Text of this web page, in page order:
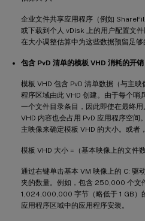
企业文件共享应用程序（例如
或下载到个人 vDisk 上的用户配置文
在大小调整估算中为这些数据预留足够
包含 PvD 清单的模板 VHD 消耗的开销
模板 VHD 包含 PvD 清单数据（与主
程序区域由此 VHD 创建。由于每个哨
一个文件目录条目，因此即使在最终
VHD 内容也会占用 PvD 应用程序空
主映像来确定模板 VHD 的大小。或者
模板 VHD 大小 =（基本映像上的文件
通过右键单击基本 VM 映像上的 C: 驱
夹的数量。例如，包含 250,000 个文
1,024,000,000 字节（略低于 1 GB）
应用程序区域中的应用程序安装。